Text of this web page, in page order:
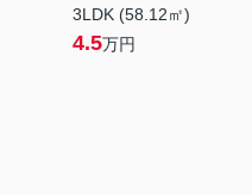
3LDK (58.12㎡)
4.5万円